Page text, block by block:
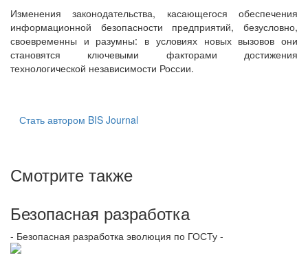
Изменения законодательства, касающегося обеспечения
информационной безопасности предприятий, безусловно,
своевременны и разумны: в условиях новых вызовов они
становятся ключевыми факторами достижения
технологической независимости России.
Стать автором BIS Journal
Смотрите также
Безопасная разработка
- Безопасная разработка эволюция по ГОСТу -